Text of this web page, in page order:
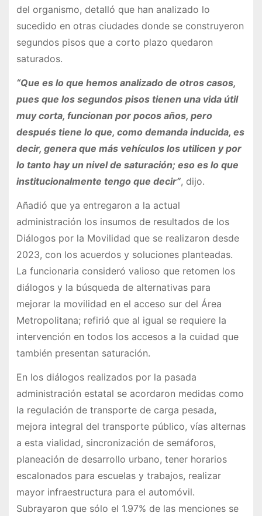
del organismo, detalló que han analizado lo
sucedido en otras ciudades donde se construyeron
segundos pisos que a corto plazo quedaron
saturados.
“Que es lo que hemos analizado de otros casos,
pues que los segundos pisos tienen una vida útil
muy corta, funcionan por pocos años, pero
después tiene lo que, como demanda inducida, es
decir, genera que más vehículos los utilicen y por
lo tanto hay un nivel de saturación; eso es lo que
institucionalmente tengo que decir”, dijo.
Añadió que ya entregaron a la actual
administración los insumos de resultados de los
Diálogos por la Movilidad que se realizaron desde
2023, con los acuerdos y soluciones planteadas.
La funcionaria consideró valioso que retomen los
diálogos y la búsqueda de alternativas para
mejorar la movilidad en el acceso sur del Área
Metropolitana; refirió que al igual se requiere la
intervención en todos los accesos a la cuidad que
también presentan saturación.
En los diálogos realizados por la pasada
administración estatal se acordaron medidas como
la regulación de transporte de carga pesada,
mejora integral del transporte público, vías alternas
a esta vialidad, sincronización de semáforos,
planeación de desarrollo urbano, tener horarios
escalonados para escuelas y trabajos, realizar
mayor infraestructura para el automóvil.
Subrayaron que sólo el 1.97% de las menciones se